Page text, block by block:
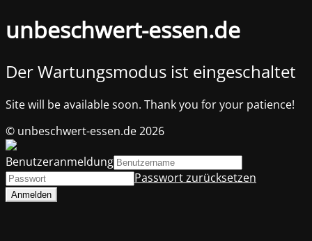
unbeschwert-essen.de
Der Wartungsmodus ist eingeschaltet
Site will be available soon. Thank you for your patience!
© unbeschwert-essen.de 2026
Benutzeranmeldung
Passwort zurücksetzen